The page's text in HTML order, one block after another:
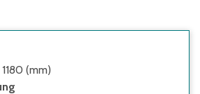
(mm)